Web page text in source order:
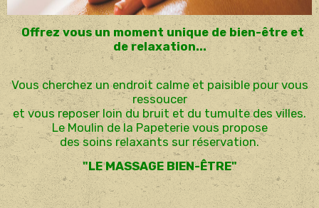
Offrez vous un moment unique de bien-être et
de relaxation...
Vous cherchez un endroit calme et paisible pour vous
ressoucer
et vous reposer loin du bruit et du tumulte des villes.
Le Moulin de la Papeterie vous propose
des soins relaxants sur réservation.
"LE MASSAGE BIEN-ÊTRE"